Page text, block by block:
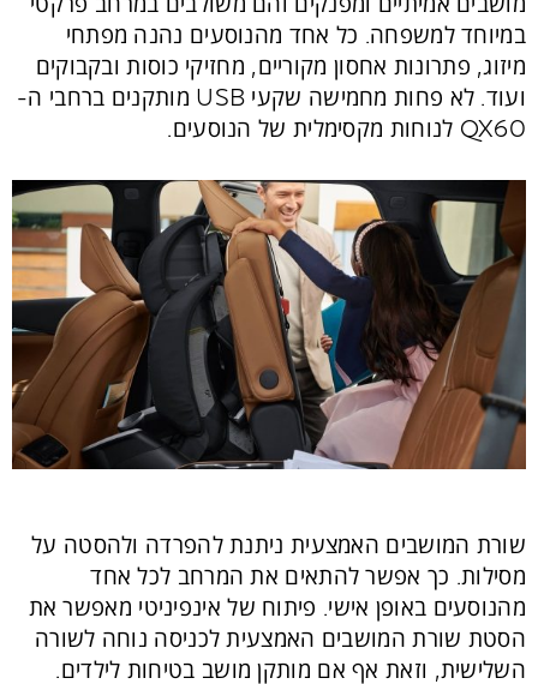
במיוחד למשפחה. כל אחד מהנוסעים נהנה מפתחי
מיזוג, פתרונות אחסון מקוריים, מחזיקי כוסות ובקבוקים
ועוד. לא פחות מחמישה שקעי USB מותקנים ברחבי ה-
QX60 לנוחות מקסימלית של הנוסעים.
שורת המושבים האמצעית ניתנת להפרדה ולהסטה על
מסילות. כך אפשר להתאים את המרחב לכל אחד
מהנוסעים באופן אישי. פיתוח של אינפיניטי מאפשר את
הסטת שורת המושבים האמצעית לכניסה נוחה לשורה
השלישית, וזאת אף אם מותקן מושב בטיחות לילדים.